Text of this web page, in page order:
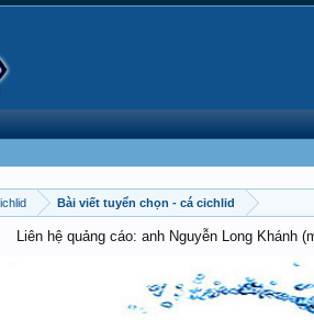
Bài viết tuyển chọn - cá cichlid
Liên hệ quảng cáo: anh Nguyễn Long Khánh